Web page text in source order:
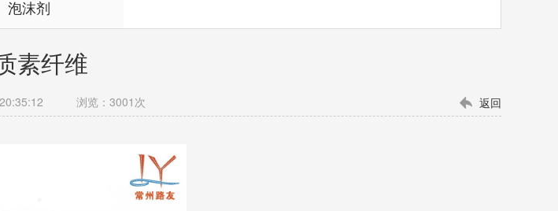
泡沫剂
素纤维
20:35:12 浏览：3001次 返回